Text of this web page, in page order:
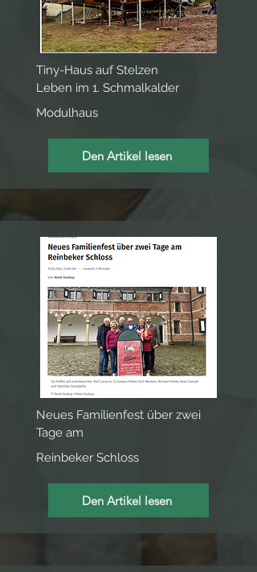
Tiny-Haus auf Stelzen
Leben im 1. Schmalkalder
Modulhaus
Den Artikel lesen
Neues Familienfest über zwei
Tage am
Reinbeker Schloss
Den Artikel lesen